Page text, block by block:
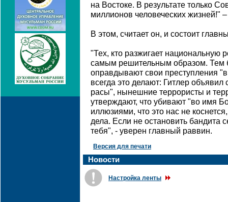
на Востоке. В результате только
миллионов человеческих жизней!"
В этом, считает он, и состоит
"Тех, кто разжигает национальную
самым решительным образом. Тем
оправдывают свои преступления
всегда это делают: Гитлер
расы", нынешние террористы и
утверждают, что убивают "во имя
иллюзиями, что это нас не
дела. Если не остановить бандита
тебя", - уверен главный раввин.
Версия для печати
Новости
Настройка ленты